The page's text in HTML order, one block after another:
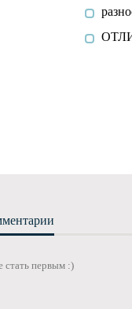
стать первым :)